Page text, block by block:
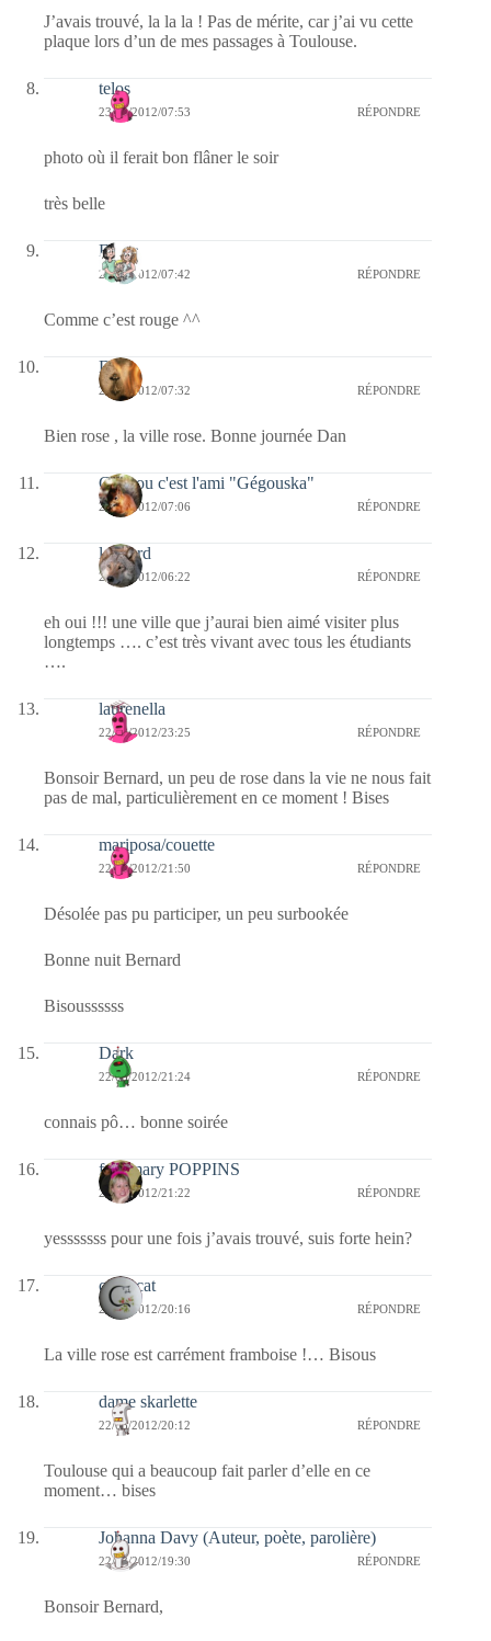
J’avais trouvé, la la la ! Pas de mérite, car j’ai vu cette
plaque lors d’un de mes passages à Toulouse.
telos
23/03/2012/07:53 RÉPONDRE
photo où il ferait bon flâner le soir
très belle
Floria
23/03/2012/07:42 RÉPONDRE
Comme c’est rouge ^^
Dan
23/03/2012/07:32 RÉPONDRE
Bien rose , la ville rose. Bonne journée Dan
Coucou c'est l'ami "Gégouska"
23/03/2012/07:06 RÉPONDRE
louvard
23/03/2012/06:22 RÉPONDRE
eh oui !!! une ville que j’aurai bien aimé visiter plus
longtemps …. c’est très vivant avec tous les étudiants
….
laurenella
22/03/2012/23:25 RÉPONDRE
Bonsoir Bernard, un peu de rose dans la vie ne nous fait
pas de mal, particulièrement en ce moment ! Bises
mariposa/couette
22/03/2012/21:50 RÉPONDRE
Désolée pas pu participer, un peu surbookée
Bonne nuit Bernard
Bisoussssss
Dark
22/03/2012/21:24 RÉPONDRE
connais pô… bonne soirée
fabymary POPPINS
22/03/2012/21:22 RÉPONDRE
yesssssss pour une fois j’avais trouvé, suis forte hein?
cathycat
22/03/2012/20:16 RÉPONDRE
La ville rose est carrément framboise !… Bisous
dame skarlette
22/03/2012/20:12 RÉPONDRE
Toulouse qui a beaucoup fait parler d’elle en ce
moment… bises
Johanna Davy (Auteur, poète, parolière)
22/03/2012/19:30 RÉPONDRE
Bonsoir Bernard,